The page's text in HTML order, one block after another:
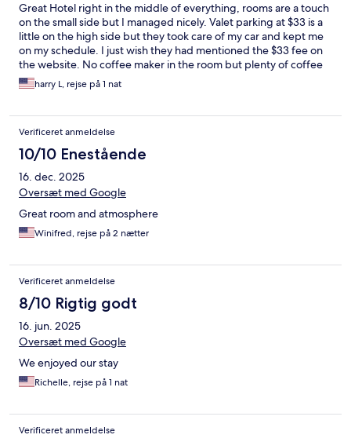
Great Hotel right in the middle of everything, rooms are a touch
on the small side but I managed nicely. Valet parking at $33 is a
little on the high side but they took care of my car and kept me
on my schedule. I just wish they had mentioned the $33 fee on
the website. No coffee maker in the room but plenty of coffee
dounstairs in the lobby. Overall an A+ hotel and I would stay
there again. Staff was fantastic and welcoming.
harry L, rejse på 1 nat
Verificeret anmeldelse
10/10 Enestående
16. dec. 2025
Oversæt med Google
Great room and atmosphere
Winifred, rejse på 2 nætter
Verificeret anmeldelse
8/10 Rigtig godt
16. jun. 2025
Oversæt med Google
We enjoyed our stay
Richelle, rejse på 1 nat
Verificeret anmeldelse